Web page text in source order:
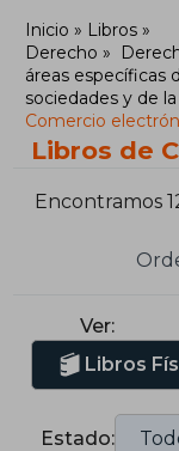
Inicio
Libros
Derecho
áreas específicas
sociedades y de
Comercio
Libros de
Encontramos
Ver:
Libros
Estado: